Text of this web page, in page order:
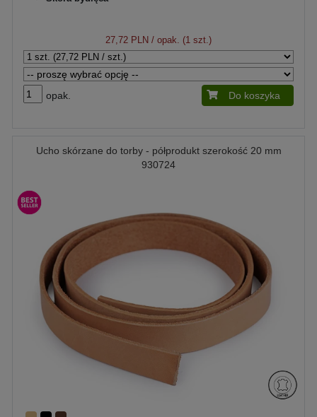
27,72 PLN / opak. (1 szt.)
opak. Do koszyka
Ucho skórzane do torby - półprodukt szerokość 20 mm
930724